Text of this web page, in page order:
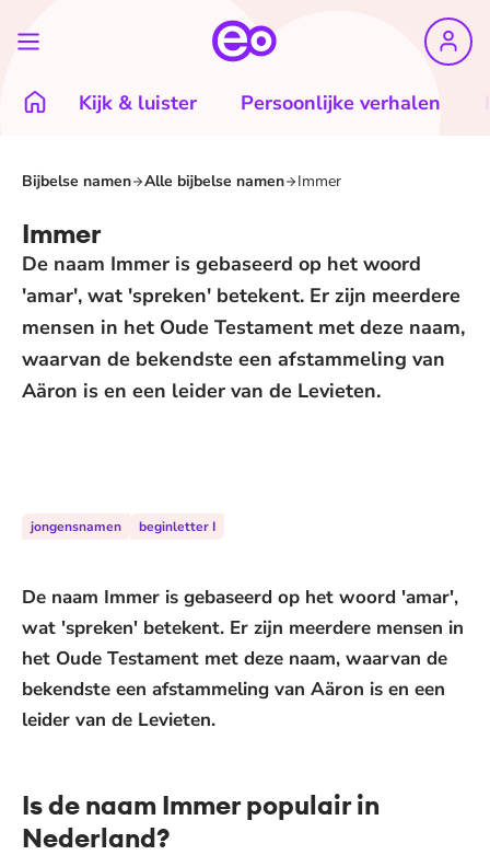
Kijk & luister Persoonlijke verhalen
Bijbelse namen Alle bijbelse namen Immer
Immer
De naam Immer is gebaseerd op het woord
'amar', wat 'spreken' betekent. Er zijn meerdere
mensen in het Oude Testament met deze naam,
waarvan de bekendste een afstammeling van
Aäron is en een leider van de Levieten.
jongensnamen beginletter I
De naam Immer is gebaseerd op het woord 'amar',
wat 'spreken' betekent. Er zijn meerdere mensen in
het Oude Testament met deze naam, waarvan de
bekendste een afstammeling van Aäron is en een
leider van de Levieten.
Is de naam Immer populair in
Nederland?